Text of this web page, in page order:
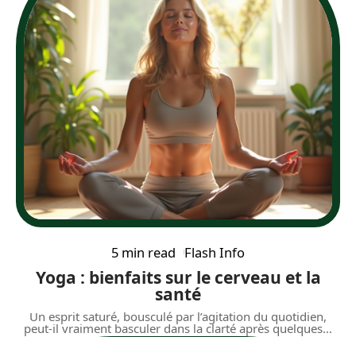
5 min read Flash Info
Yoga : bienfaits sur le cerveau et la
santé
Un esprit saturé, bousculé par l’agitation du quotidien,
peut-il vraiment basculer dans la clarté après quelques…